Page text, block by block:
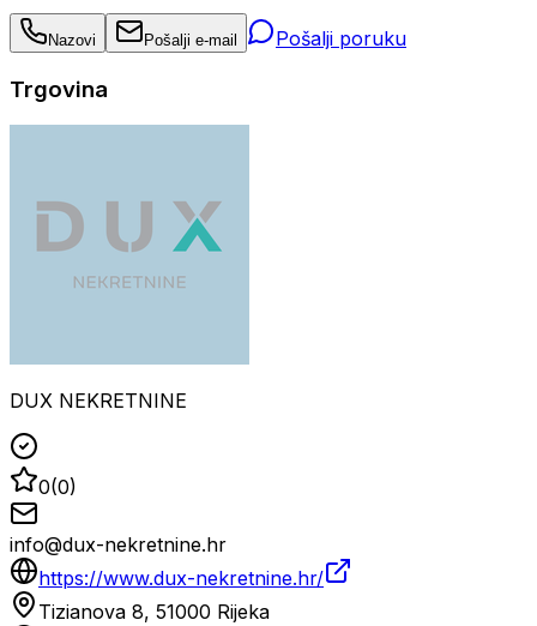
Nazovi Pošalji e-mail Pošalji poruku
Trgovina
DUX NEKRETNINE
0(0)
info@dux-nekretnine.hr
https://www.dux-nekretnine.hr/
Tizianova 8, 51000 Rijeka